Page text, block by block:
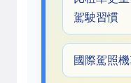
駕駛習慣
國際駕照